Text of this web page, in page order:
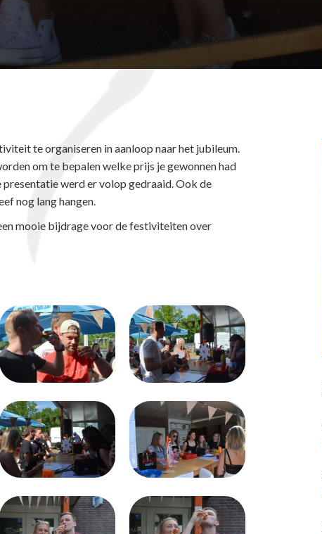
te organiseren in aanloop naar het jubileum.
om te bepalen welke prijs je gewonnen had
werd er volop gedraaid. Ook de
nog lang hangen.
mooie bijdrage voor de festiviteiten over